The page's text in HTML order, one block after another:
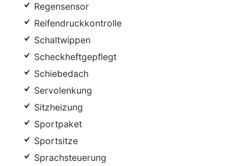
Regensensor
Reifendruckkontrolle
Schaltwippen
Scheckheftgepflegt
Schiebedach
Servolenkung
Sitzheizung
Sportpaket
Sportsitze
Sprachsteuerung